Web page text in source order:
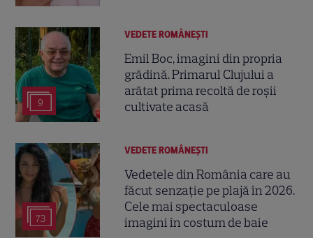
9
VEDETE ROMÂNEŞTI
Emil Boc, imagini din propria
grădină. Primarul Clujului a
arătat prima recoltă de roșii
cultivate acasă
73
VEDETE ROMÂNEŞTI
Vedetele din România care au
făcut senzație pe plajă în 2026.
Cele mai spectaculoase
imagini în costum de baie